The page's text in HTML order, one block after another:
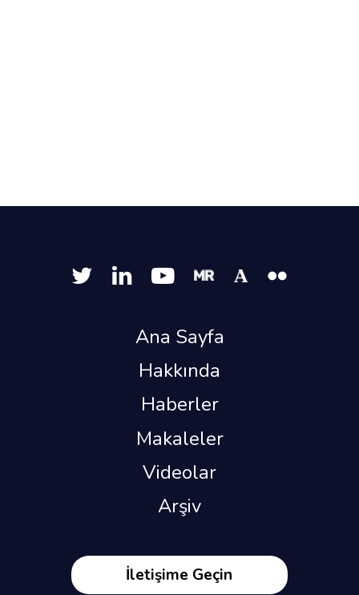
Ana Sayfa
Hakkında
Haberler
Makaleler
Videolar
Arşiv
İletişime Geçin